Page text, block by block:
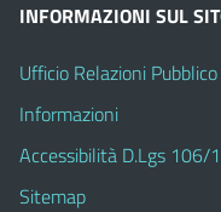
INFORMAZIONI SUL
Ufficio Relazioni Pubblico
Informazioni
Accessibilità D.Lgs 106/
Sitemap